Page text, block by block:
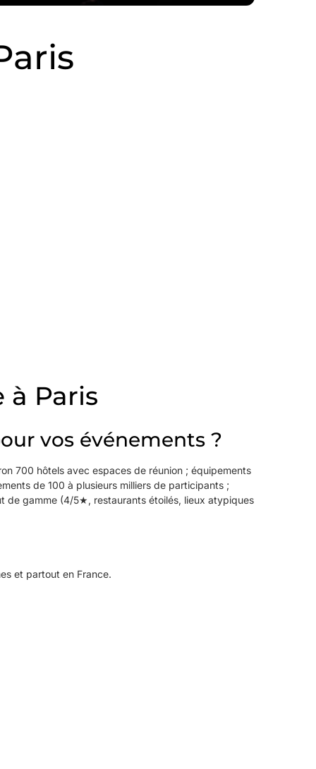
Paris
vos événements ?
700 hôtels avec espaces de réunion ; équipements
de 100 à plusieurs milliers de participants ;
de gamme (4/5★, restaurants étoilés, lieux atypiques
et partout en France.